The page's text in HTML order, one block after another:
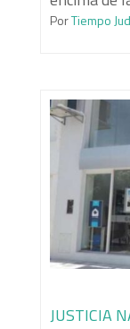
PorTiempo
JUSTICIA